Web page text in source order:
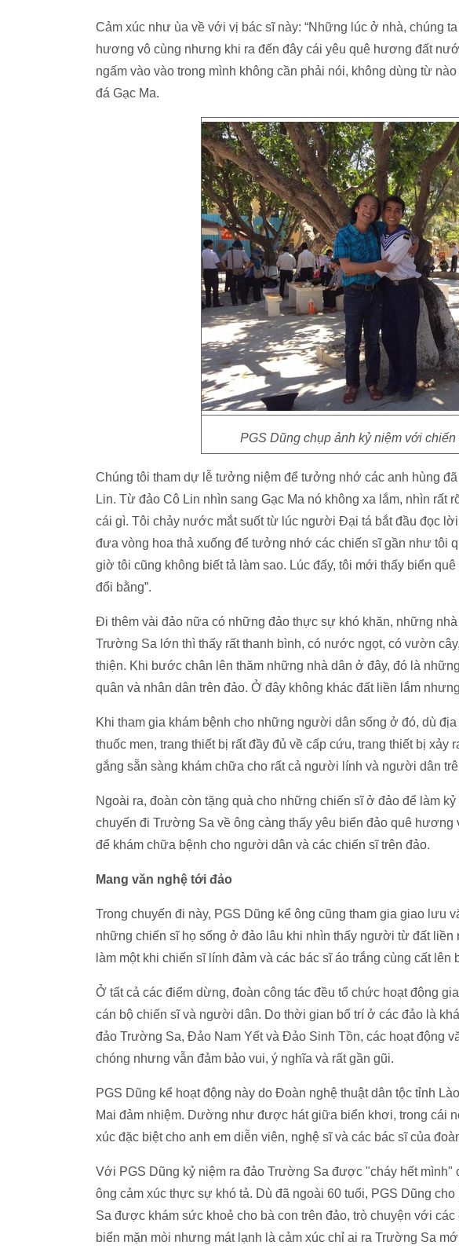
Cảm xúc như ùa về với vị bác sĩ này: “Những lúc ở nhà, chúng
hương vô cùng nhưng khi ra đến đây cái yêu quê hương đất
ngấm vào vào trong mình không cần phải nói, không dùng từ
đá Gạc Ma.
PGS Dũng chụp ảnh kỷ niệm với
Chúng tôi tham dự lễ tưởng niệm để tưởng nhớ các anh hùng
Lin. Từ đảo Cô Lin nhìn sang Gạc Ma nó không xa lắm, nhìn rất
cái gì. Tôi chảy nước mắt suốt từ lúc người Đại tá bắt đầu đọc
đưa vòng hoa thả xuống để tưởng nhớ các chiến sĩ gần như tôi
giờ tôi cũng không biết tả làm sao. Lúc đấy, tôi mới thấy biển
đổi bằng”.
Đi thêm vài đảo nữa có những đảo thực sự khó khăn, những
Trường Sa lớn thì thấy rất thanh bình, có nước ngọt, có vườn
thiện. Khi bước chân lên thăm những nhà dân ở đây, đó là
quân và nhân dân trên đảo. Ở đây không khác đất liền lắm
Khi tham gia khám bệnh cho những người dân sống ở đó, dù
thuốc men, trang thiết bị rất đầy đủ về cấp cứu, trang thiết bị xảy
gắng sẵn sàng khám chữa cho rất cả người lính và người dân
Ngoài ra, đoàn còn tặng quà cho những chiến sĩ ở đảo để làm
chuyến đi Trường Sa về ông càng thấy yêu biển đảo quê
để khám chữa bệnh cho người dân và các chiến sĩ trên đảo.
Mang văn nghệ tới đảo
Trong chuyến đi này, PGS Dũng kể ông cũng tham gia giao lưu
những chiến sĩ họ sống ở đảo lâu khi nhìn thấy người từ đất liền
làm một khi chiến sĩ lính đảm và các bác sĩ áo trắng cùng cất lên
Ở tất cả các điểm dừng, đoàn công tác đều tổ chức hoạt động
cán bộ chiến sĩ và người dân. Do thời gian bố trí ở các đảo là
đảo Trường Sa, Đảo Nam Yết và Đảo Sinh Tồn, các hoạt động
chóng nhưng vẫn đảm bảo vui, ý nghĩa và rất gần gũi.
PGS Dũng kể hoạt động này do Đoàn nghệ thuật dân tộc tỉnh
Mai đảm nhiệm. Dường như được hát giữa biển khơi, trong cái
xúc đặc biệt cho anh em diễn viên, nghệ sĩ và các bác sĩ của
Với PGS Dũng kỷ niệm ra đảo Trường Sa được "cháy hết
ông cảm xúc thực sự khó tả. Dù đã ngoài 60 tuổi, PGS Dũng
Sa được khám sức khoẻ cho bà con trên đảo, trò chuyện với
biển mặn mòi nhưng mát lạnh là cảm xúc chỉ ai ra Trường Sa